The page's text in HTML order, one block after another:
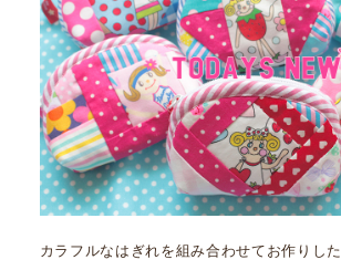
カラフルなはぎれを組み合わせてお作りした